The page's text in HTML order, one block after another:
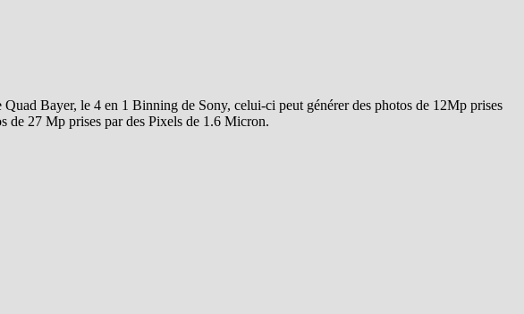
Bayer, le 4 en 1 Binning de Sony, celui-ci peut générer des photos de 12Mp prises
de 27 Mp prises par des Pixels de 1.6 Micron.